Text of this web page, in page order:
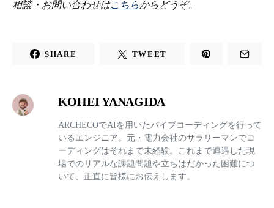
相談・お問い合わせはこちらからどうぞ。
SHARE TWEET
KOHEI YANAGIDA
ARCHECOでAIを用いたバイブコーディングを行って
いるエンジニア。元・電力会社のサラリーマンでコ
ーディングはそれまで未経験。これまで遭遇した現
場でのリアルな課題問題や立ちはだかった困難につ
いて、正直に皆様にお伝えします。